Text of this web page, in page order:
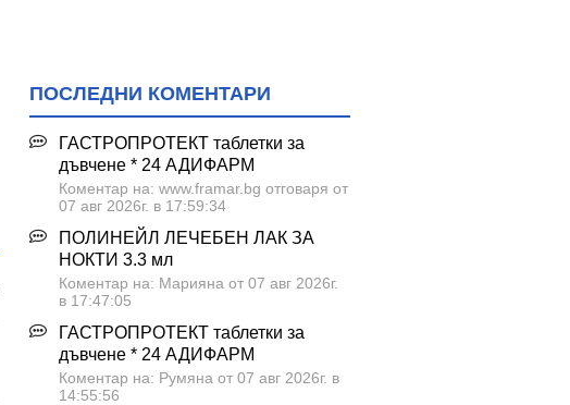
ПОСЛЕДНИ КОМЕНТАРИ
ГАСТРОПРОТЕКТ таблетки за
дъвчене * 24 АДИФАРМ
Коментар на: www.framar.bg отговаря от
07 авг 2026г. в 17:59:34
ПОЛИНЕЙЛ ЛЕЧЕБЕН ЛАК ЗА
НОКТИ 3.3 мл
Коментар на: Марияна от 07 авг 2026г.
в 17:47:05
ГАСТРОПРОТЕКТ таблетки за
дъвчене * 24 АДИФАРМ
Коментар на: Румяна от 07 авг 2026г. в
14:55:56